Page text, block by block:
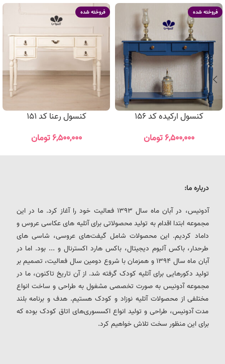
فروخته شده
کنسول ارکیده کد 156
۶,۵۰۰,۰۰۰ تومان
فروخته شده
کنسول رعنا کد 151
۶,۵۰۰,۰۰۰ تومان
درباره ما:
آدونیس، در آبان ماه سال 1393 فعالیت خود را آغاز کرد. ما در این
مجموعه ابتدا اقدام به تولید محصولاتی برای آتلیه های عکاسی عروس و
داماد کردیم. این محصولات شامل گیفت‌های عروسی، شاسی های
طرحدار، باکس آلبوم دیجیتال، باکس هارد اکسترنال و ... بود. اما در
آبان ماه سال 1394 و همزمان با شروع دومین سال فعالیت، تصمیم بر
تولید دکورهایی برای آتلیه کودک گرفته شد. از آن تاریخ تاکنون، ما در
مجموعه آدونیس به صورت تخصصی مشغول به طراحی و ساخت انواع
مختلفی از محصولات آتلیه نوزاد و کودک هستیم. هدف و برنامه بلند
مدت آدونیس، طراحی و تولید انواع اکسسوری‌های اتاق کودک بوده که
برای این منظور سخت تلاش خواهیم کرد.